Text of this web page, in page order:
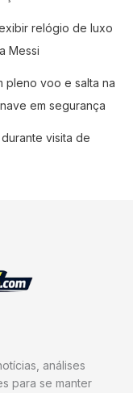
relógio de luxo
Messi
pleno voo e salta na
em segurança
visita de
análises
para se manter